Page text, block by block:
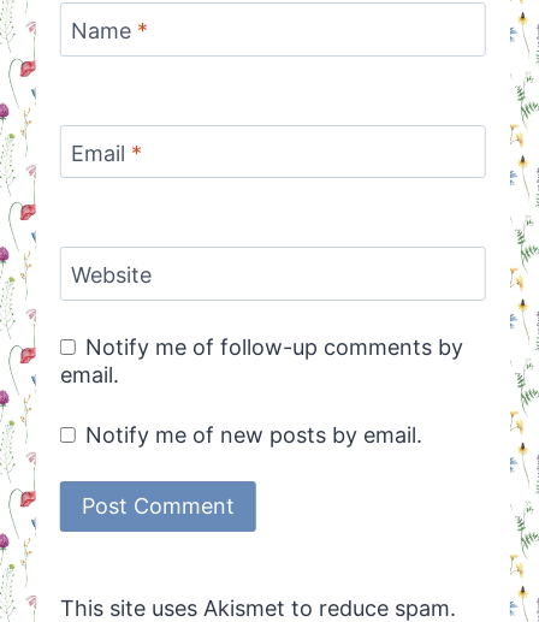
Name *
Email *
Website
Notify me of follow-up comments by
email.
Notify me of new posts by email.
This site uses Akismet to reduce spam.